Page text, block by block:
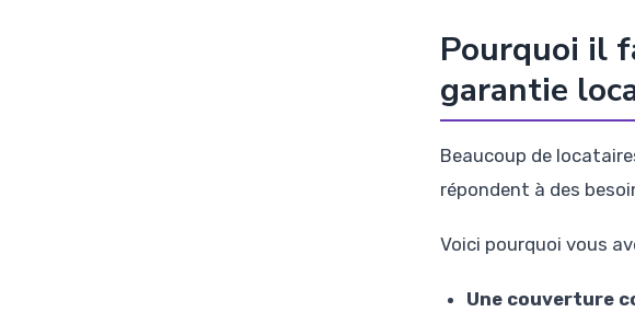
Pourquoi il
garantie
Beaucoup de
répondent à des
Voici pourquoi vous
Une couverture